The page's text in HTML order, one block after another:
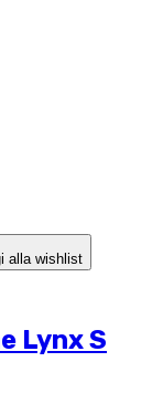
alla wishlist
Lynx S